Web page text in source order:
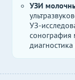
УЗИ
УЗ-
сонография